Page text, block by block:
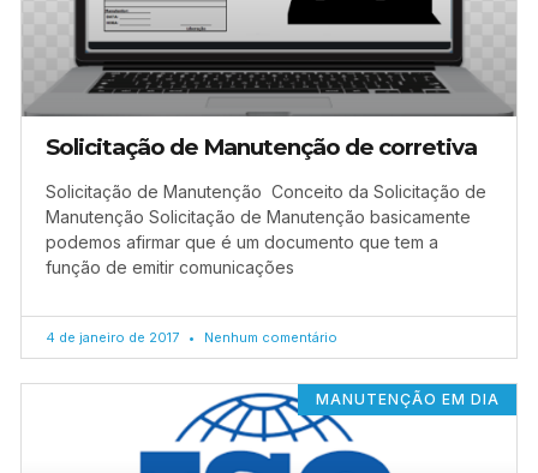
Solicitação de Manutenção de corretiva
Solicitação de Manutenção Conceito da Solicitação de
Manutenção Solicitação de Manutenção basicamente
podemos afirmar que é um documento que tem a
função de emitir comunicações
4 de janeiro de 2017 Nenhum comentário
MANUTENÇÃO EM DIA